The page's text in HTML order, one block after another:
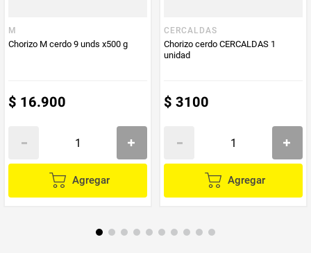
M
Chorizo M cerdo 9 unds x500 g
$ 16.900
Agregar
CERCALDAS
Chorizo cerdo CERCALDAS 1
unidad
$ 3100
Agregar